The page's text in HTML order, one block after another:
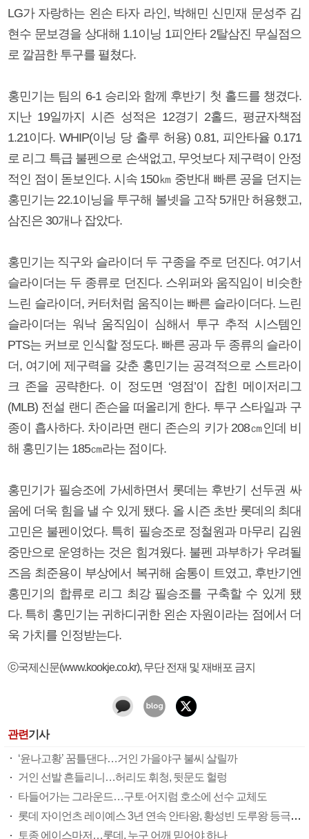
LG가 자랑하는 왼손 타자 라인, 박해민 신민재 문성주 김
현수 문보경을 상대해 1.1이닝 1피안타 2탈삼진 무실점으
로 깔끔한 투구를 펼쳤다.
홍민기는 팀의 6-1 승리와 함께 후반기 첫 홀드를 챙겼다.
지난 19일까지 시즌 성적은 12경기 2홀드, 평균자책점
1.21이다. WHIP(이닝 당 출루 허용) 0.81, 피안타율 0.171
로 리그 특급 불펜으로 손색없고, 무엇보다 제구력이 안정
적인 점이 돋보인다. 시속 150㎞ 중반대 빠른 공을 던지는
홍민기는 22.1이닝을 투구해 볼넷을 고작 5개만 허용했고,
삼진은 30개나 잡았다.
홍민기는 직구와 슬라이더 두 구종을 주로 던진다. 여기서
슬라이더는 두 종류로 던진다. 스위퍼와 움직임이 비슷한
느린 슬라이더, 커터처럼 움직이는 빠른 슬라이더다. 느린
슬라이더는 워낙 움직임이 심해서 투구 추적 시스템인
PTS는 커브로 인식할 정도다. 빠른 공과 두 종류의 슬라이
더, 여기에 제구력을 갖춘 홍민기는 공격적으로 스트라이
크 존을 공략한다. 이 정도면 ‘영점’이 잡힌 메이저리그
(MLB) 전설 랜디 존슨을 떠올리게 한다. 투구 스타일과 구
종이 흡사하다. 차이라면 랜디 존슨의 키가 208㎝인데 비
해 홍민기는 185㎝라는 점이다.
홍민기가 필승조에 가세하면서 롯데는 후반기 선두권 싸
움에 더욱 힘을 낼 수 있게 됐다. 올 시즌 초반 롯데의 최대
고민은 불펜이었다. 특히 필승조로 정철원과 마무리 김원
중만으로 운영하는 것은 힘겨웠다. 불펜 과부하가 우려될
즈음 최준용이 부상에서 복귀해 숨통이 트였고, 후반기엔
홍민기의 합류로 리그 최강 필승조를 구축할 수 있게 됐
다. 특히 홍민기는 귀하디귀한 왼손 자원이라는 점에서 더
욱 가치를 인정받는다.
ⓒ국제신문(www.kookje.co.kr), 무단 전재 및 재배포 금지
관련기사
‘윤나고황’ 꿈틀댄다…거인 가을야구 불씨 살릴까
거인 선발 흔들리니…허리도 휘청, 뒷문도 헐렁
타들어가는 그라운드…구토·어지럼 호소에 선수 교체도
롯데 자이언츠 레이예스 3년 연속 안타왕, 황성빈 도루왕 등극할까
토종 에이스마저…롯데, 누구 어깨 믿어야 하나